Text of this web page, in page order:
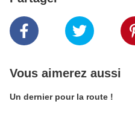
Vous aimerez aussi
Un dernier pour la route !